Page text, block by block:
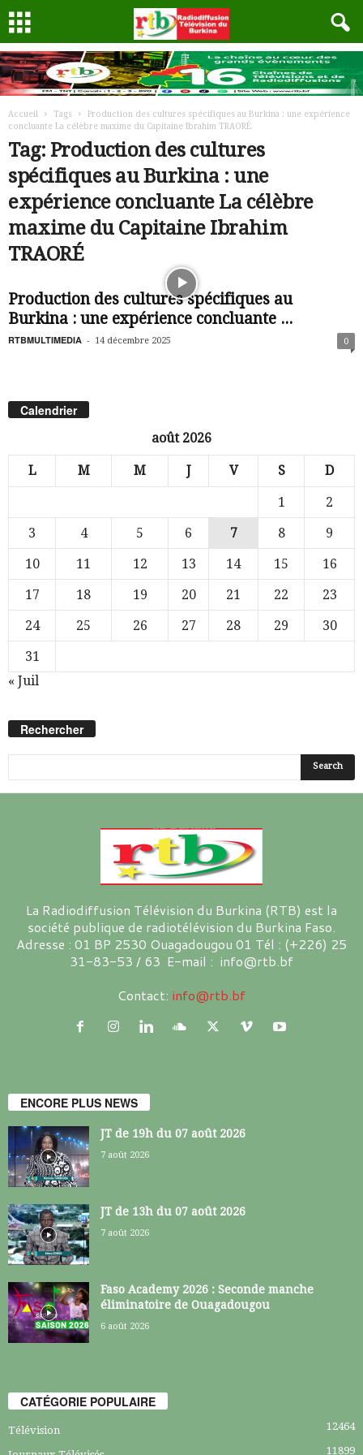
Accueil Tags
Production des cultures spécifiques au Burkina : une expérience
concluante La célèbre maxime du Capitaine Ibrahim TRAORÉ
Tag: Production des cultures
spécifiques au Burkina : une
expérience concluante La célèbre
maxime du Capitaine Ibrahim
TRAORÉ
Production des cultures spécifiques au
Burkina : une expérience concluante ...
RTBMULTIMEDIA - 14 décembre 2025 0
Calendrier
août 2026
L M M J V S D
1
2
3
4 5 6 7 8
9
10
11 12 13 14 15
16
17
18 19 20 21 22
23
24
25 26 27 28 29
30
31
« Juil
Rechercher
La Radiodiffusion Télévision du Burkina (RTB) est la
société publique de radiotélévision du Burkina Faso.
Adresse : 01 BP 2530 Ouagadougou 01 Tél : (+226) 25
31-83-53 / 63 E-mail : info@rtb.bf
Contact: info@rtb.bf
ENCORE PLUS NEWS
JT de 19h du 07 août 2026
7 août 2026
JT de 13h du 07 août 2026
7 août 2026
Faso Academy 2026 : Seconde manche
éliminatoire de Ouagadougou
6 août 2026
CATÉGORIE POPULAIRE
Télévision 12464
11899